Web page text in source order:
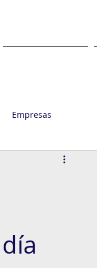
Empresas